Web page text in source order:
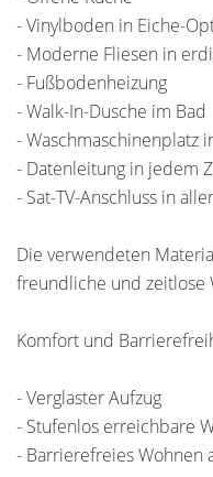
- Vinylboden in Eiche-
- Moderne Fliesen in
- Fußbodenheizung
- Walk-In-Dusche im Bad
- Waschmaschinenplatz
- Datenleitung in jedem
- Sat-TV-Anschluss in
Die verwendeten
freundliche und zeitlose
Komfort und
- Verglaster Aufzug
- Stufenlos erreichbare
- Barrierefreies Wohnen